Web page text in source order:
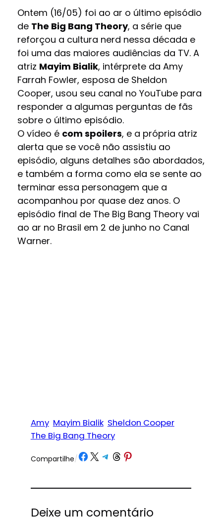
Ontem (16/05) foi ao ar o último episódio
de The Big Bang Theory, a série que
reforçou a cultura nerd nessa década e
foi uma das maiores audiências da TV. A
atriz Mayim Bialik, intérprete da Amy
Farrah Fowler, esposa de Sheldon
Cooper, usou seu canal no YouTube para
responder a algumas perguntas de fãs
sobre o último episódio.
O vídeo é com spoilers, e a própria atriz
alerta que se você não assistiu ao
episódio, alguns detalhes são abordados,
e também a forma como ela se sente ao
terminar essa personagem que a
acompanhou por quase dez anos. O
episódio final de The Big Bang Theory vai
ao ar no Brasil em 2 de junho no Canal
Warner.
Amy Mayim Bialik Sheldon Cooper
The Big Bang Theory
Compartilhe/Share on Facebook
Share on X Share on Telegram
Share on Threads
Share on Pinterest
Deixe um comentário